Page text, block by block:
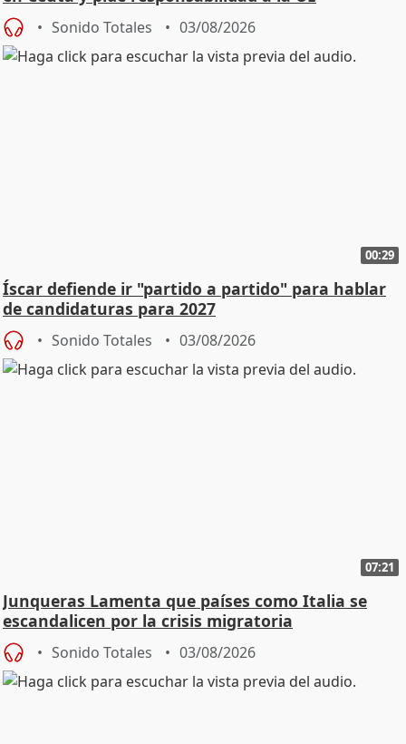
Sonido Totales 03/08/2026
00:29
Íscar defiende ir "partido a partido" para hablar
de candidaturas para 2027
Sonido Totales 03/08/2026
07:21
Junqueras Lamenta que países como Italia se
escandalicen por la crisis migratoria
Sonido Totales 03/08/2026